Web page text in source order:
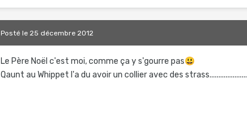
Postéle 25 décembre 2012
Le Père Noël c'est moi, comme ça y s'gourre pas😃
Qaunt au Whippet l'a du avoir un collier avec des strass.....................